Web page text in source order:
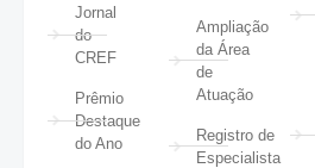
Jornal
do
CREF
Prêmio
Destaque
do Ano
Ampliação
da Área
de
Atuação
Registro de
Especialista